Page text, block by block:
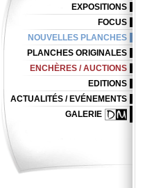
EXPOSITIONS
FOCUS
NOUVELLES PLANCHES
PLANCHES ORIGINALES
ENCHÈRES / AUCTIONS
EDITIONS
ACTUALITÉS / EVÉNEMENTS
GALERIE